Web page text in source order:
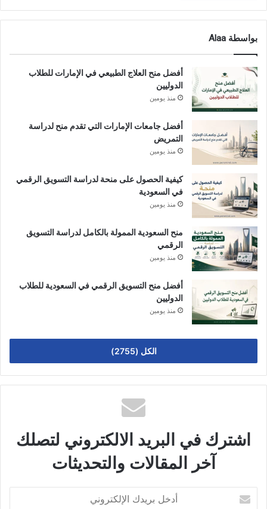
بواسطة Alaa
أفضل منح العلاج الطبيعي في الإمارات للطلاب
الدوليين
منذ يومين
أفضل جامعات الإمارات التي تقدم منح لدراسة
التمريض
منذ يومين
كيفية الحصول على منحة لدراسة التسويق الرقمي
في السعودية
منذ يومين
منح السعودية الممولة بالكامل لدراسة التسويق
الرقمي
منذ يومين
أفضل منح التسويق الرقمي في السعودية للطلاب
الدوليين
منذ يومين
الكل (2755)
اشترك في البريد الالكتروني لتصلك
آخر المقالات والتحديثات
بريدك